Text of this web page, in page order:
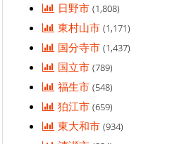
日野市(1,808)
東村山市(1,171)
国分寺市(1,437)
国立市(789)
福生市(548)
狛江市(659)
東大和市(934)